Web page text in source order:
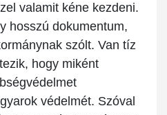
valamit kéne kezdeni.
hosszú dokumentum,
szólt. Van tíz
hogy miként
védelmét. Szóval